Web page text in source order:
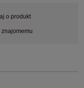
o produkt
znajomemu